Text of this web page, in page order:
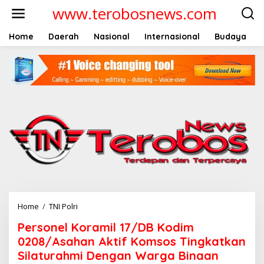
t
www.terobosnews.com
Home Daerah Nasional Internasional Budaya
Home / TNI Polri
r
s
o
n
Personel Koramil 17/DB Kodim
0208/Asahan Aktif Komsos Tingkatkan
Silaturahmi Dengan Warga Binaan